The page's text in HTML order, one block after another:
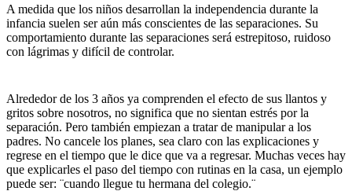
A medida que los niños desarrollan la independencia durante la
infancia suelen ser aún más conscientes de las separaciones. Su
comportamiento durante las separaciones será estrepitoso, ruidoso
con lágrimas y difícil de controlar.
Alrededor de los 3 años ya comprenden el efecto de sus llantos y
gritos sobre nosotros, no significa que no sientan estrés por la
separación. Pero también empiezan a tratar de manipular a los
padres. No cancele los planes, sea claro con las explicaciones y
regrese en el tiempo que le dice que va a regresar. Muchas veces hay
que explicarles el paso del tiempo con rutinas en la casa, un ejemplo
puede ser: ¨cuando llegue tu hermana del colegio.¨